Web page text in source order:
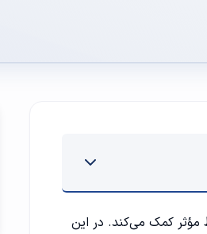
مؤثر کمک می‌کند. در این